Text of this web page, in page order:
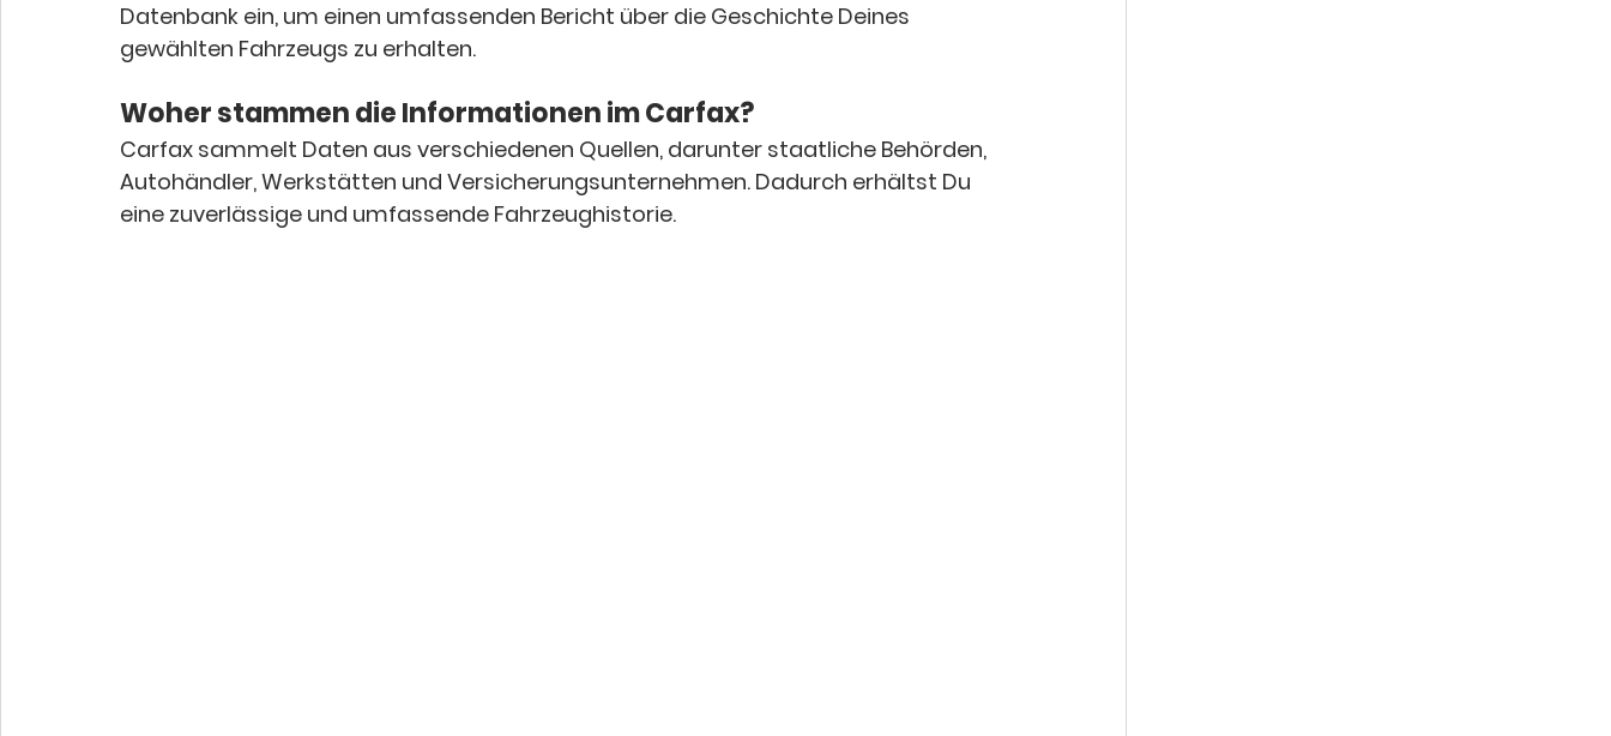
Datenbank ein, um einen umfassenden Bericht über die Geschichte Deines
gewählten Fahrzeugs zu erhalten.
Woher stammen die Informationen im Carfax?
Carfax sammelt Daten aus verschiedenen Quellen, darunter staatliche Behörden,
Autohändler, Werkstätten und Versicherungsunternehmen. Dadurch erhältst Du
eine zuverlässige und umfassende Fahrzeughistorie.